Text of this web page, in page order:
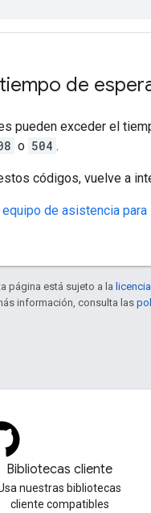
de
pueden exceder el
o 504 .
códigos, vuelve a
de asistencia
página está sujeto a la
información, consulta las
Bibliotecas cliente
nuestras bibliotecas
cliente compatibles